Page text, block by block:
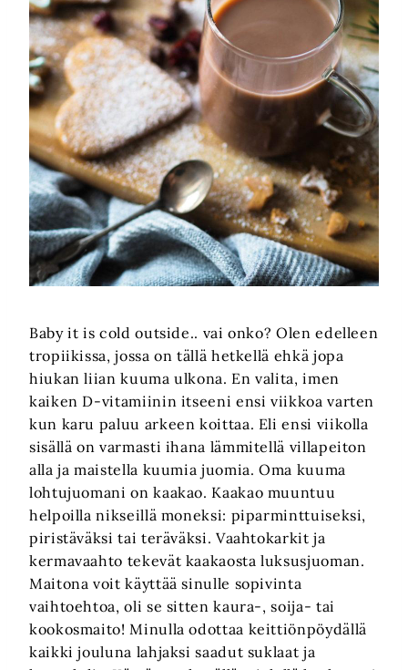
Baby it is cold outside.. vai onko? Olen edelleen
tropiikissa, jossa on tällä hetkellä ehkä jopa
hiukan liian kuuma ulkona. En valita, imen
kaiken D-vitamiinin itseeni ensi viikkoa varten
kun karu paluu arkeen koittaa. Eli ensi viikolla
sisällä on varmasti ihana lämmitellä villapeiton
alla ja maistella kuumia juomia. Oma kuuma
lohtujuomani on kaakao. Kaakao muuntuu
helpoilla nikseillä moneksi: piparminttuiseksi,
piristäväksi tai teräväksi. Vaahtokarkit ja
kermavaahto tekevät kaakaosta luksusjuoman.
Maitona voit käyttää sinulle sopivinta
vaihtoehtoa, oli se sitten kaura-, soija- tai
kookosmaito! Minulla odottaa keittiönpöydällä
kaikki jouluna lahjaksi saadut suklaat ja